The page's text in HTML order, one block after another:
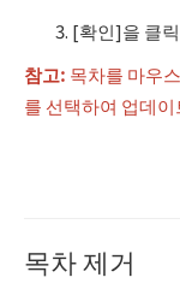
[확인]을 클
참고: 목차를 마우
를 선택하여 업데
목차 제거